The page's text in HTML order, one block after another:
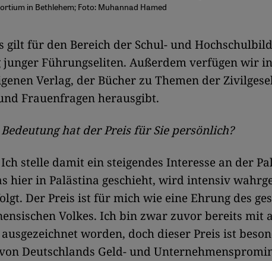
in Bethlehem; Foto: Muhannad Hamed
gilt für den Bereich der Schul- und
junger Führungseliten. Außerdem verfügen wir
Verlag, der Bücher zu Themen der
Frauenfragen herausgibt.
Bedeutung hat der Preis für Sie persönlich?
Ich stelle damit ein steigendes Interesse an der
hier in Palästina geschieht, wird intensiv
Der Preis ist für mich wie eine Ehrung des
Volkes. Ich bin zwar zuvor bereits mit
worden, doch dieser Preis ist
Deutschlands Geld- und